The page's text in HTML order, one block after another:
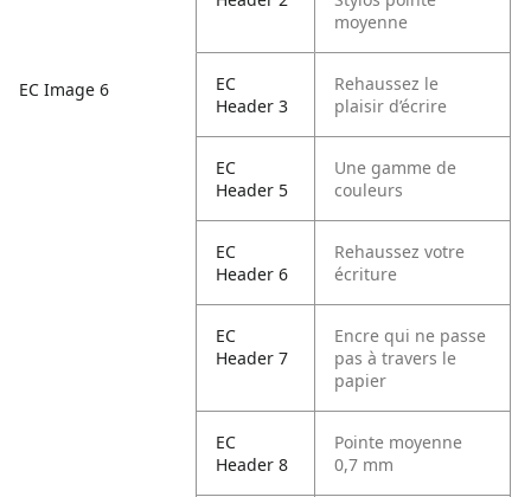
EC Image 6
moyenne
EC
Header 3
Rehaussez le
plaisir d’écrire
EC
Header 5
Une gamme de
couleurs
EC
Header 6
Rehaussez votre
écriture
EC
Header 7
Encre qui ne passe
pas à travers le
papier
EC
Header 8
Pointe moyenne
0,7 mm